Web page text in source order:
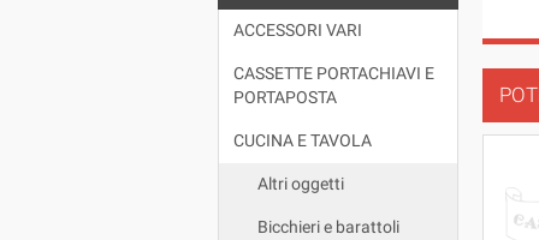
ACCESSORI VARI
CASSETTE PORTACHIAVI E
PORTAPOSTA
CUCINA E TAVOLA
Altri oggetti
Bicchieri e barattoli